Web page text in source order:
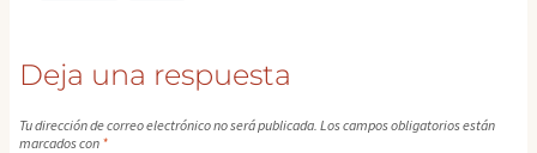
Deja una respuesta
Tu dirección de correo electrónico no será publicada. Los campos obligatorios están
marcados con *